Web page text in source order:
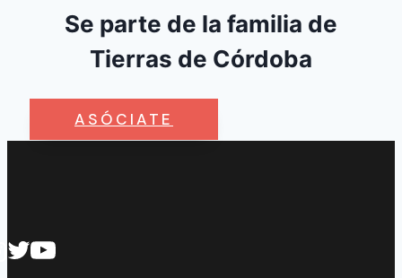
Se parte de la familia de
Tierras de Córdoba
ASÓCIATE